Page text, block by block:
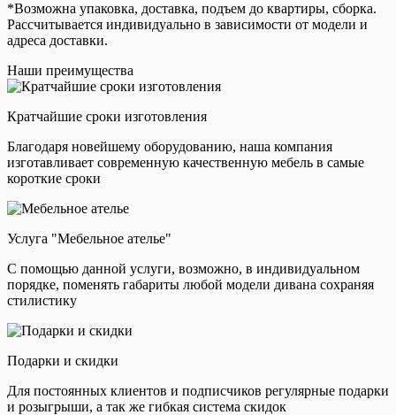
*Возможна упаковка, доставка, подъем до квартиры, сборка.
Рассчитывается индивидуально в зависимости от модели и
адреса доставки.
Наши преимущества
Кратчайшие сроки изготовления
Благодаря новейшему оборудованию, наша компания
изготавливает современную качественную мебель в самые
короткие сроки
Услуга "Мебельное ателье"
С помощью данной услуги, возможно, в индивидуальном
порядке, поменять габариты любой модели дивана сохраняя
стилистику
Подарки и скидки
Для постоянных клиентов и подписчиков регулярные подарки
и розыгрыши, а так же гибкая система скидок